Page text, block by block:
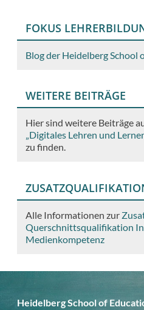
FOKUS
Blog der Heidelberg School
WEITERE BEITRÄGE
Hier sind weitere Beiträge
„Digitales Lehren und
zu finden.
Alle Informationen zur
Querschnittsqualifikation
Medienkompetenz
Heidelberg School of